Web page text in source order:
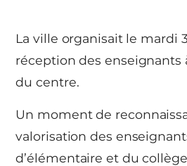
La ville organisait le mardi
réception des enseignants
du centre.
Un moment de
valorisation des
d’élémentaire et du